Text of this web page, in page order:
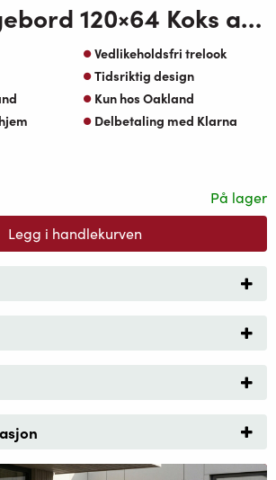
Eirik loungebord 120×64 Koks aluminium Teak OakShield aluminium bordplate
Vedlikeholdsfri trelook
Tidsriktig design
Kun hos Oakland
Delbetaling med Klarna
På lager
Legg i handlekurven